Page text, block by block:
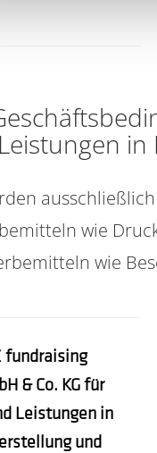
wie
wie
fundraising
& Co. KG für
Leistungen in
und